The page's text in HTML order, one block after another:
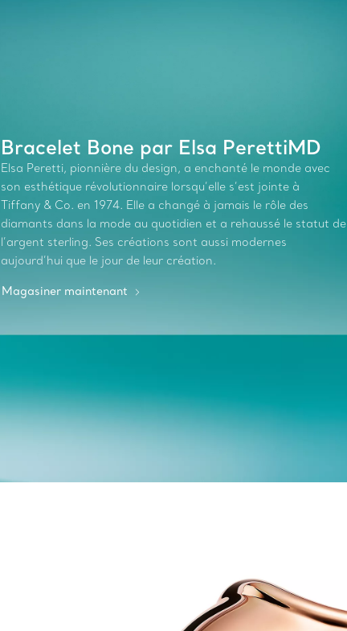
Bracelet Bone par Elsa PerettiMD
Elsa Peretti, pionnière du design, a enchanté le monde avec
son esthétique révolutionnaire lorsqu’elle s’est jointe à
Tiffany & Co. en 1974. Elle a changé à jamais le rôle des
diamants dans la mode au quotidien et a rehaussé le statut de
l’argent sterling. Ses créations sont aussi modernes
aujourd’hui que le jour de leur création.
Magasiner maintenant